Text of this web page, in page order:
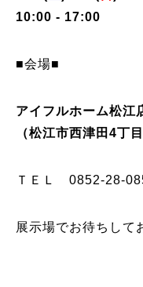
10:00 - 17:00
■会場■
アイフルホーム松江
（松江市西津田4
ＴＥＬ 0852-28-
展示場でお待ちして